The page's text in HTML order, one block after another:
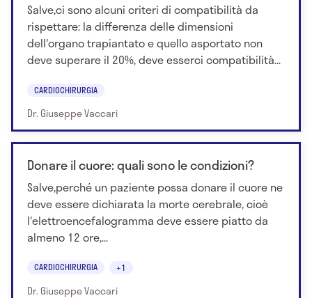
Salve,ci sono alcuni criteri di compatibilità da
rispettare: la differenza delle dimensioni
dell'organo trapiantato e quello asportato non
deve superare il 20%, deve esserci compatibilità...
CARDIOCHIRURGIA
Dr. Giuseppe Vaccari
Donare il cuore: quali sono le condizioni?
Salve,perché un paziente possa donare il cuore ne
deve essere dichiarata la morte cerebrale, cioè
l'elettroencefalogramma deve essere piatto da
almeno 12 ore,...
CARDIOCHIRURGIA +1
Dr. Giuseppe Vaccari